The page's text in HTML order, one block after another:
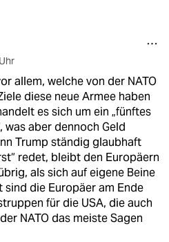
allem, welche von der NATO
diese neue Armee haben
es sich um ein „fünftes
was aber dennoch Geld
Trump ständig glaubhaft
redet, bleibt den Europäern
als sich auf eigene Beine
sind die Europäer am Ende
für die USA, die auch
NATO das meiste Sagen